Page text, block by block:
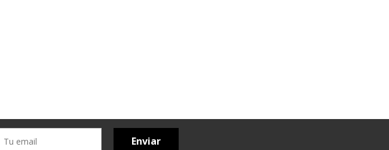
Enviar